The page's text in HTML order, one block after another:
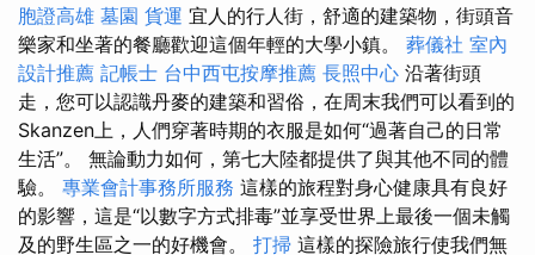
胞證高雄 墓園 貨運 宜人的行人街，舒適的建築物，街頭音
樂家和坐著的餐廳歡迎這個年輕的大學小鎮。 葬儀社 室內
設計推薦 記帳士 台中西屯按摩推薦 長照中心 沿著街頭
走，您可以認識丹麥的建築和習俗，在周末我們可以看到的
Skanzen上，人們穿著時期的衣服是如何“過著自己的日常
生活”。 無論動力如何，第七大陸都提供了與其他不同的體
驗。 專業會計事務所服務 這樣的旅程對身心健康具有良好
的影響，這是“以數字方式排毒”並享受世界上最後一個未觸
及的野生區之一的好機會。 打掃 這樣的探險旅行使我們無